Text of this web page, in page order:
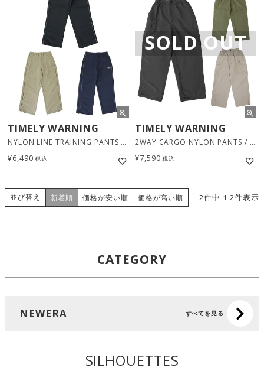
TIMELY WARNING
NYLON LINE TRAINING PANTS / 3カラー [24151005]
¥6,490 税込
TIMELY WARNING
2WAY CARGO NYLON PANTS / 3カラー [24151000]
¥7,590 税込
SOLD OUT
並び替え 新着順 価格が安い順 価格が高い順 2件中 1-2件表示
CATEGORY
NEWERA すべてを見る
SILHOUETTES